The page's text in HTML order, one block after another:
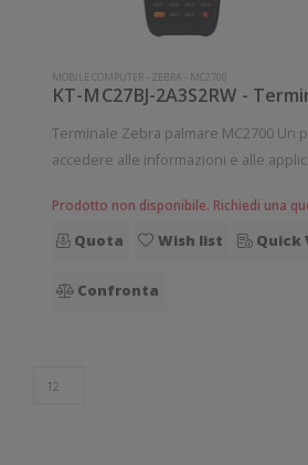
MOBILE COMPUTER - ZEBRA - MC2700
Terminale Zebra palmare MC2700 Un palmare consente di
accedere alle informazioni e alle
di un mobile computer. La produttività
ricevono il migl
Prodotto non disponibile. Richiedi una
Quota Wish list Quick
Confronta